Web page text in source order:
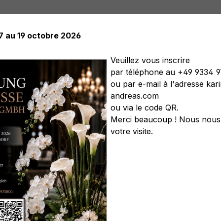
Plantes artificielles Arbres artificiels Soft Flower
artificiels Couronnes artificielles Légumes artificiels
40 cm, vert-
au 19 octobre 2026
Veuillez vous inscrire
par téléphone au +49 9334
ou par e-mail à l'adresse
andreas.com
ou via le code QR.
Merci beaucoup ! Nous
votre visite.